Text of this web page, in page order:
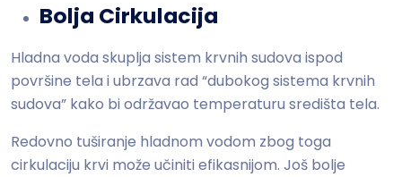
Bolja Cirkulacija
Hladna voda skuplja sistem krvnih sudova ispod
površine tela i ubrzava rad “dubokog sistema krvnih
sudova” kako bi održavao temperaturu središta tela.
Redovno tuširanje hladnom vodom zbog toga
cirkulaciju krvi može učiniti efikasnijom. Još bolje